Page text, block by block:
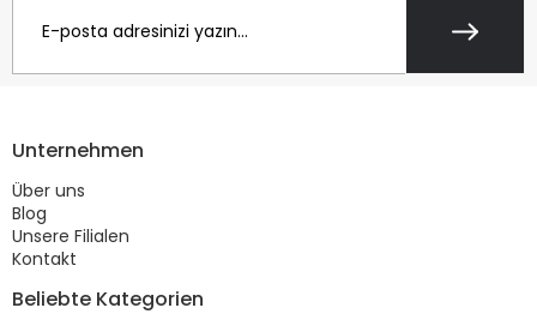
Unternehmen
Über uns
Blog
Unsere Filialen
Kontakt
Beliebte Kategorien